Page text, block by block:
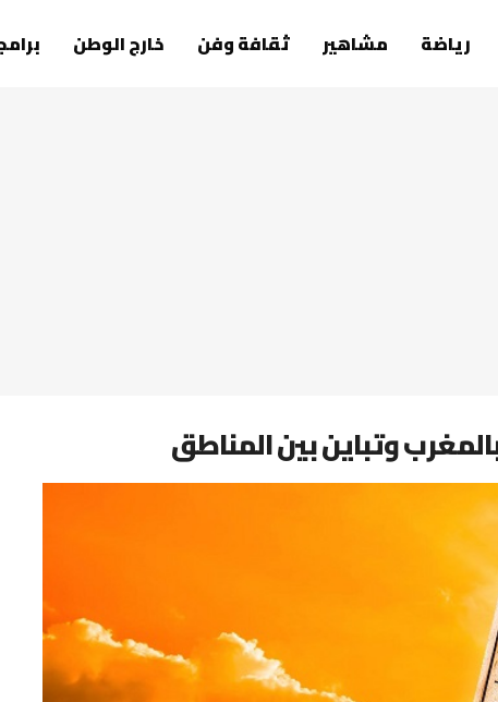
رياضة مشاهير ثقافة وفن خارج الوطن
وتباين بين المناطق